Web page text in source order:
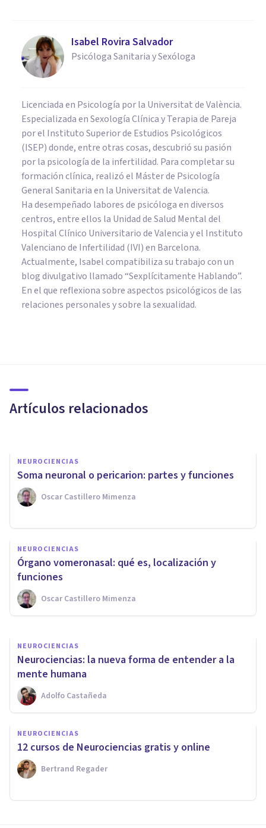
Isabel Rovira Salvador
Psicóloga Sanitaria y Sexóloga
Licenciada en Psicología por la Universitat de València.
Especializada en Sexología Clínica y Terapia de Pareja
por el Instituto Superior de Estudios Psicológicos
(ISEP) donde, entre otras cosas, descubrió su pasión
por la psicología de la infertilidad. Para completar su
formación clínica, realizó el Máster de Psicología
General Sanitaria en la Universitat de Valencia.
Ha desempeñado labores de psicóloga en diversos
centros, entre ellos la Unidad de Salud Mental del
Hospital Clínico Universitario de Valencia y el Instituto
Valenciano de Infertilidad (IVI) en Barcelona.
Actualmente, Isabel compatibiliza su trabajo con un
blog divulgativo llamado “Sexplícitamente Hablando”.
En el que reflexiona sobre aspectos psicológicos de las
relaciones personales y sobre la sexualidad.
Artículos relacionados
funcionamiento
NEUROCIENCIAS
Soma neuronal o pericarion: partes y funciones
Oscar Castillero Mimenza
NEUROCIENCIAS
Órgano vomeronasal: qué es, localización y
funciones
Oscar Castillero Mimenza
Progesterona: características y
funciones de esta hormona
sexual
Oscar Castillero Mimenza
NEUROCIENCIAS
Neurociencias: la nueva forma de entender a la
mente humana
Adolfo Castañeda
NEUROCIENCIAS
12 cursos de Neurociencias gratis y online
Bertrand Regader